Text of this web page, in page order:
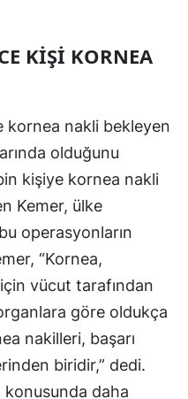
KIŞI KORNEA
kornea nakli bekleyen
olduğunu
kişiye kornea nakli
Kemer, ülke
operasyonların
“Kornea,
vücut tarafından
göre oldukça
nakilleri, başarı
biridir,” dedi.
konusunda daha